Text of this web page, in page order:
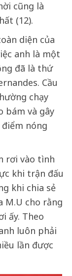
cũng là
(12).
diện của
anh là một
đã là thứ
Cầu
chạy
bám và gây
nóng
rơi vào tình
khi trận đấu
khi chia sẻ
M.U cho rằng
ấy. Theo
luôn phải
lần được